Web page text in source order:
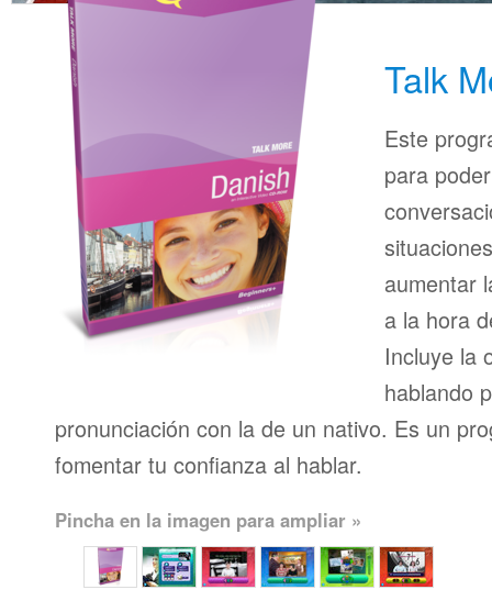
Talk
Este
para
aumentar
a la hora
Incluye la
hablando
pronunciación con la de un nativo. Es un
fomentar tu confianza al hablar.
Pincha en la imagen para ampliar »